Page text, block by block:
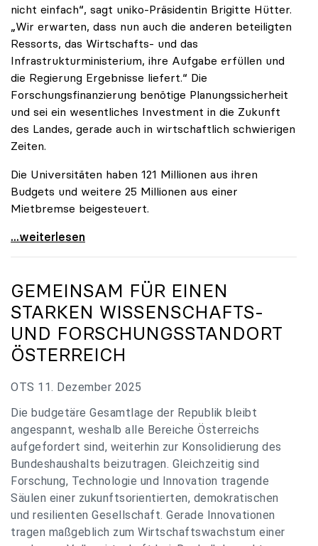
nicht einfach“, sagt uniko-Präsidentin Brigitte Hütter.
„Wir erwarten, dass nun auch die anderen beteiligten
Ressorts, das Wirtschafts- und das
Infrastrukturministerium, ihre Aufgabe erfüllen und
die Regierung Ergebnisse liefert.“ Die
Forschungsfinanzierung benötige Planungssicherheit
und sei ein wesentliches Investment in die Zukunft
des Landes, gerade auch in wirtschaftlich schwierigen
Zeiten.
Die Universitäten haben 121 Millionen aus ihren
Budgets und weitere 25 Millionen aus einer
Mietbremse beigesteuert.
„Verzögerung unverständlich“: Universitäten
...weiterlesen
GEMEINSAM FÜR EINEN
STARKEN WISSENSCHAFTS-
UND FORSCHUNGSSTANDORT
ÖSTERREICH
OTS 11. Dezember 2025
Die budgetäre Gesamtlage der Republik bleibt
angespannt, weshalb alle Bereiche Österreichs
aufgefordert sind, weiterhin zur Konsolidierung des
Bundeshaushalts beizutragen. Gleichzeitig sind
Forschung, Technologie und Innovation tragende
Säulen einer zukunftsorientierten, demokratischen
und resilienten Gesellschaft. Gerade Innovationen
tragen maßgeblich zum Wirtschaftswachstum einer